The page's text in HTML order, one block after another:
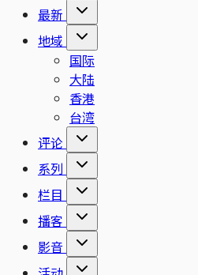
最新
地域
国际
大陆
香港
台湾
评论
系列
栏目
播客
影音